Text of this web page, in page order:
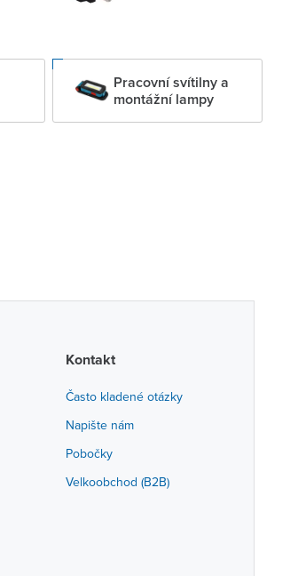
Pracovní svítilny a
montážní lampy
Kontakt
Často kladené otázky
Napište nám
Pobočky
Velkoobchod (B2B)